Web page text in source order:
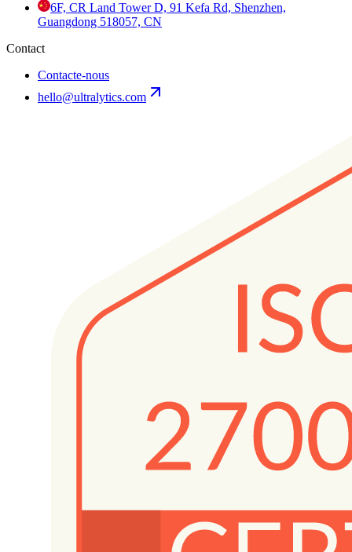
6F, CR Land Tower D, 91 Kefa Rd, Shenzhen,
Guangdong 518057, CN
Contact
Contacte-nous
hello@ultralytics.com